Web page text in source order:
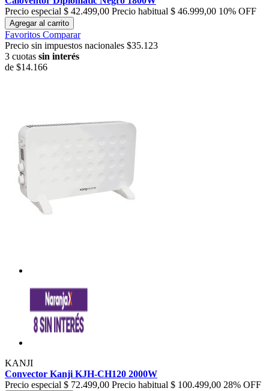
Precio especial $ 42.499,00 Precio habitual $ 46.999,00 10% OFF
Agregar al carrito
Favoritos Comparar
Precio sin impuestos nacionales $35.123
3 cuotas sin interés
de $14.166
KANJI
Convector Kanji KJH-CH120 2000W
Precio especial $ 72.499,00 Precio habitual $ 100.499,00 28% OFF